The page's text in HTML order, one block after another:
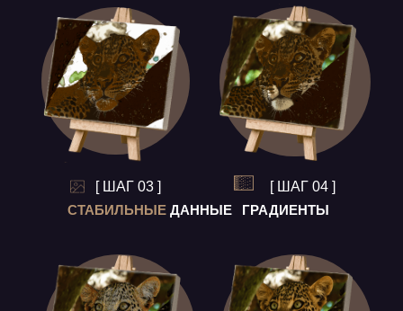
СТАБИЛЬНЫЕ ДАННЫЕ
[ ШАГ 03 ]
ГРАДИЕНТЫ
[ ШАГ 04 ]